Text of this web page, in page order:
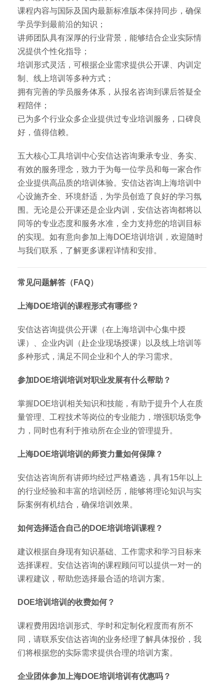
课程内容与国际及国内最新标准版本保持同步，确保
学员学到最前沿的知识；
讲师团队具有深厚的行业背景，能够结合企业实际情
况提供个性化指导；
培训形式灵活，可根据企业需求提供公开课、内训定
制、线上培训等多种方式；
拥有完善的学员服务体系，从报名咨询到课后答疑全
程陪伴；
已为多个行业众多企业提供过专业培训服务，口碑良
好，值得信赖。
五大核心工具培训中心安信达咨询秉承专业、务实、
有效的服务理念，致力于为每一位学员和每一家合作
企业提供高品质的培训体验。安信达咨询上海培训中
心设施齐全、环境舒适，为学员创造了良好的学习氛
围。无论是公开课还是企业内训，安信达咨询都将以
同等的专业态度和服务水准，全力支持您的培训目标
的实现。如有意向参加上海DOE培训培训，欢迎随时
与我们联系，了解更多课程详情和安排。
常见问题解答（FAQ）
上海DOE培训的课程形式有哪些？
安信达咨询提供公开课（在上海培训中心集中授
课）、企业内训（赴企业现场授课）以及线上培训等
多种形式，满足不同企业和个人的学习需求。
参加DOE培训培训对职业发展有什么帮助？
掌握DOE培训相关知识和技能，有助于提升个人在质
量管理、工程技术等岗位的专业能力，增强职场竞争
力，同时也有利于推动所在企业的管理提升。
上海DOE培训培训的师资力量如何保障？
安信达咨询所有讲师均经过严格遴选，具有15年以上
的行业经验和丰富的培训经历，能够将理论知识与实
际案例有机结合，确保培训效果。
如何选择适合自己的DOE培训培训课程？
建议根据自身现有知识基础、工作需求和学习目标来
选择课程。安信达咨询的课程顾问可以提供一对一的
课程建议，帮助您选择最合适的培训方案。
DOE培训培训的收费如何？
课程费用因培训形式、学时和定制化程度而有所不
同，请联系安信达咨询的业务经理了解具体报价，我
们将根据您的实际需求提供合理的培训方案。
企业团体参加上海DOE培训培训有优惠吗？